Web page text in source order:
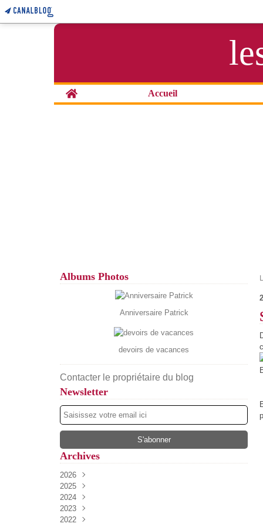
Home Accueil
Albums Photos
Anniversaire Patrick
devoirs de vacances
Contacter le propriétaire du blog
Newsletter
Archives
2026
Août
Juillet
Juin
Mai(13)
2025
Décembre
Novembre
Octobre
2024
Décembre
Novembre
2023
Décembre
2022